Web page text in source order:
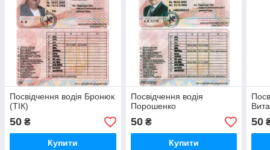
Посвідчення водія Бронюк
(ТІК)
50 ₴
Купити
Посвідчення водія
Порошенко
50₴
Купити
50